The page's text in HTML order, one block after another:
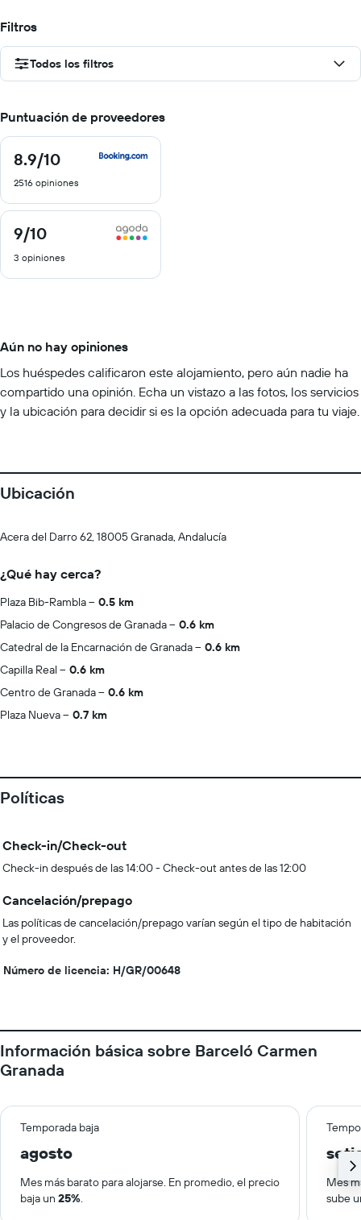
Filtros
Todos los filtros
Puntuación de proveedores
8.9/10
8.9
10
2516 opiniones
9/10
9
de
10
3 opiniones
Aún no hay opiniones
Los huéspedes calificaron este alojamiento, pero aún nadie ha
compartido una opinión. Echa un vistazo a las fotos, los servicios
y la ubicación para decidir si es la opción adecuada para tu viaje.
Ubicación
Acera del Darro 62, 18005 Granada, Andalucía
¿Qué hay cerca?
Plaza Bib-Rambla
0.5 km
Palacio de Congresos de Granada
0.6 km
Catedral de la Encarnación de Granada
0.6 km
Capilla Real
0.6 km
Centro de Granada
0.6 km
Plaza Nueva
0.7 km
Políticas
Check-in/Check-out
Check-in después de las 14:00 - Check-out antes de las 12:00
Cancelación/prepago
Las políticas de cancelación/prepago varían según el tipo de habitación
y el proveedor.
Número de licencia: H/GR/00648
Información básica sobre Barceló Carmen
Granada
Temporada baja
agosto
Mes más barato para alojarse. En promedio, el precio
baja un 25%.
Mes
sube